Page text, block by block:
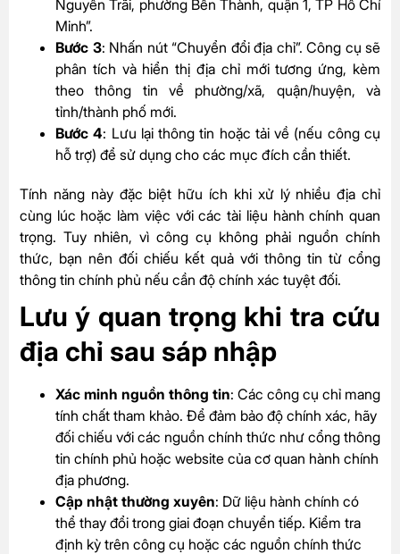
Nguyễn Trãi, phường Bến Thành, quận 1, TP Hồ Chí
Minh”.
Bước 3: Nhấn nút “Chuyển đổi địa chỉ”. Công cụ sẽ
phân tích và hiển thị địa chỉ mới tương ứng, kèm
theo thông tin về phường/xã, quận/huyện, và
tỉnh/thành phố mới.
Bước 4: Lưu lại thông tin hoặc tải về (nếu công cụ
hỗ trợ) để sử dụng cho các mục đích cần thiết.
Tính năng này đặc biệt hữu ích khi xử lý nhiều địa chỉ
cùng lúc hoặc làm việc với các tài liệu hành chính quan
trọng. Tuy nhiên, vì công cụ không phải nguồn chính
thức, bạn nên đối chiếu kết quả với thông tin từ cổng
thông tin chính phủ nếu cần độ chính xác tuyệt đối.
Lưu ý quan trọng khi tra cứu
địa chỉ sau sáp nhập
Xác minh nguồn thông tin: Các công cụ chỉ mang
tính chất tham khảo. Để đảm bảo độ chính xác, hãy
đối chiếu với các nguồn chính thức như cổng thông
tin chính phủ hoặc website của cơ quan hành chính
địa phương.
Cập nhật thường xuyên: Dữ liệu hành chính có
thể thay đổi trong giai đoạn chuyển tiếp. Kiểm tra
định kỳ trên công cụ hoặc các nguồn chính thức